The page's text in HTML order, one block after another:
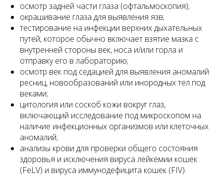
осмотр задней части глаза (офтальмоскопия);
окрашивание глаза для выявления язв;
тестирование на инфекции верхних дыхательных
путей, которое обычно включает взятие мазка с
внутренней стороны век, носа и/или горла и
отправку его в лабораторию;
осмотр век под седацией для выявления аномалий
ресниц, новообразований или инородных тел под
веками;
цитология или соскоб кожи вокруг глаз,
включающий исследование под микроскопом на
наличие инфекционных организмов или клеточных
аномалий;
анализы крови для проверки общего состояния
здоровья и исключения вируса лейкемии кошек
(FeLV) и вируса иммунодефицита кошек (FIV).